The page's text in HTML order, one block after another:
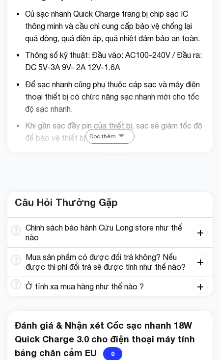
Củ sạc nhanh Quick Charge trang bị chip sạc IC
thông minh và cầu chì cung cấp bảo vệ chống lại
quá dòng, quá điện áp, quá nhiệt đảm bảo an toàn.
Thông số kỹ thuật: Đầu vào: AC100-240V / Đầu ra:
DC 5V-3A 9V- 2A 12V-1.6A
Để sạc nhanh cũng phụ thuộc cáp sạc và máy điện
thoại thiết bị có chức năng sạc nhanh mới cho tốc
độ sạc nhanh.
Khi gần sạc đầy pin của thiết bị, sạc sẽ giảm tốc độ
để bảo vệ thiết bị của bạn.
KHÔNG.
CỦ SẠC IPHONE SAMSUNG XIAOMI OPPO QUICK
CHARGE 3.0 18W
Củ sạc được làm từ chất liệu cao cấp chống cháy
ABS độ bền cao. Sạc thông minh bảo vệ chống lại quá
dòng, quá điện áp, quá nhiệt đảm bảo an toàn. Khi gần
sạc đầy, nó sẽ giảm tốc độ sạc ra để bảo vệ thiết bị
Đọc thêm
Câu Hỏi Thường Gặp
Chính sách bảo hành Cửu Long store như thế
nào
Mua sản phẩm có được đổi trả không? Nếu
được thì phí đổi trả sẽ được tính như thế nào?
Ở tỉnh xa mua hàng như thế nào ?
Đánh giá & Nhận xét Cốc sạc nhanh 18W
Quick Charge 3.0 cho điện thoại máy tính
bảng chân cắm EU
0